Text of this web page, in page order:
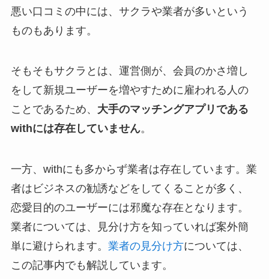
悪い口コミの中には、サクラや業者が多いという
ものもあります。
そもそもサクラとは、運営側が、会員のかさ増し
をして新規ユーザーを増やすために雇われる人の
ことであるため、 大手のマッチングアプリである
withには存在していません。
一方、withにも多からず業者は存在しています。業
者はビジネスの勧誘などをしてくることが多く、
恋愛目的のユーザーには邪魔な存在となります。
業者については、見分け方を知っていれば案外簡
単に避けられます。 業者の見分け方については、
この記事内でも解説しています。